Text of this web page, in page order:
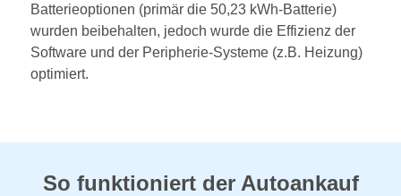
Batterieoptionen (primär die 50,23 kWh-Batterie)
wurden beibehalten, jedoch wurde die Effizienz der
Software und der Peripherie-Systeme (z.B. Heizung)
optimiert.
So funktioniert der Autoankauf